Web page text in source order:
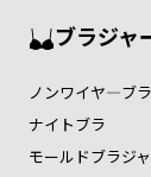
ブラジャ
ノンワイヤ―ブ
ナイトブラ
モールドブラジ